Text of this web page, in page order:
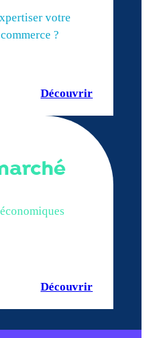
votre
?
Découvrir
Découvrir